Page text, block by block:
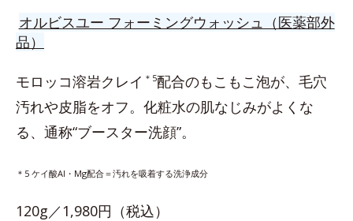
オルビスユー フォーミングウォッシュ（医薬部外
品）
モロッコ溶岩クレイ ＊5配合のもこもこ泡が、毛穴
汚れや皮脂をオフ。化粧水の肌なじみがよくな
る、通称“ブースター洗顔”。
＊5 ケイ酸Al・Mg配合＝汚れを吸着する洗浄成分
120g／1,980円（税込）